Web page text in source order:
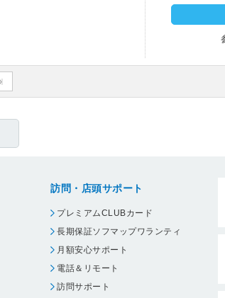
訪問・店頭サポート
プレミアムCLUBカード
長期保証ソフマップワランティ
月額安心サポート
電話＆リモート
訪問サポート